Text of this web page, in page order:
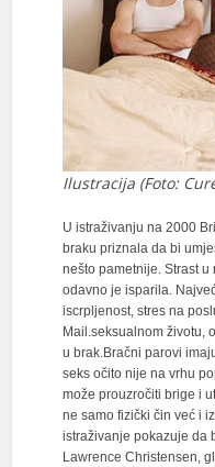
Ilustracija (Foto:
U istraživanju na 2000
braku priznala da bi
nešto pametnije. Strast
odavno je isparila.
iscrpljenost, stres na
Mail.seksualnom životu,
u brak.Bračni parovi
seks očito nije na vrhu
može prouzročiti brige i
ne samo fizički čin već i
istraživanje pokazuje da
Lawrence Christensen,